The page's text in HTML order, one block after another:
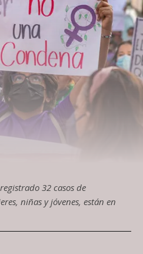
32 casos de
niñas y jóvenes, están en